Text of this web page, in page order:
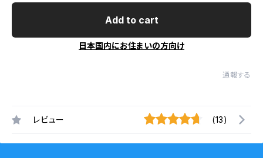
Add to cart
日本国内にお住まいの方向け
通報する
レビュー (13)